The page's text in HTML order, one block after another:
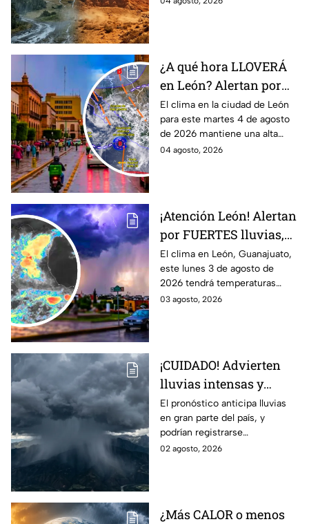
¿A qué hora LLOVERÁ
en León? Alertan por
ALTA probabilidad de
lluvia HOY martes, por
inestabilidad
atmosférica
El clima en la ciudad de León
para este martes 4 de agosto
de 2026 mantiene una alta
probabilidad de lluvia, de
04 agosto, 2026
¡Atención León! Alertan
por FUERTES lluvias,
tormentas y posible
granizo en Guanajuato
HOY lunes: HORA
EXACTA
El clima en León, Guanajuato,
este lunes 3 de agosto de
2026 tendrá temperaturas
cálidas, posibles lluvias
03 agosto, 2026
¡CUIDADO! Advierten
lluvias intensas y
fuertes rachas de
viento en México;
¿cómo afectará a
Guanajuato?
El pronóstico anticipa lluvias
en gran parte del país, y
podrían registrarse
afectaciones por las
02 agosto, 2026
¿Más CALOR o menos